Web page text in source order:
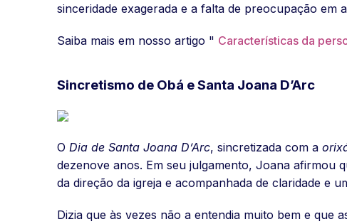
sinceridade exagerada e a falta de preocupação em
Saiba mais em nosso artigo " Características da
Sincretismo de Obá e Santa Joana D’Arc
O Dia de Santa Joana D’Arc, sincretizada com a
dezenove anos. Em seu julgamento, Joana afirmou
da direção da igreja e acompanhada de claridade e
Dizia que às vezes não a entendia muito bem e que